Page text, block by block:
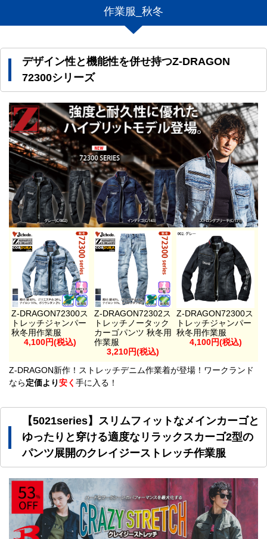
作業服_秋冬
デザイン性と機能性を併せ持つZ-DRAGON
72300シリーズ
Z-DRAGON72300ス
トレッチジャンパー
秋冬用作業服
4,100円(税込)
Z-DRAGON72302ス
トレッチノータック
カーゴパンツ 秋冬用
作業服
3,210円(税込)
Z-DRAGON72300ス
トレッチジャンパー
秋冬用作業服
4,100円(税込)
Z-DRAGON新作！ストレッチデニム作業着が登場！ワークランド
なら定価より安く 手に入る！
【5021series】スリムフィットなメインカーゴと
ゆったりと穿ける適度なリラックスカーゴ2型の
パンツ展開のクレイジーストレッチ作業服